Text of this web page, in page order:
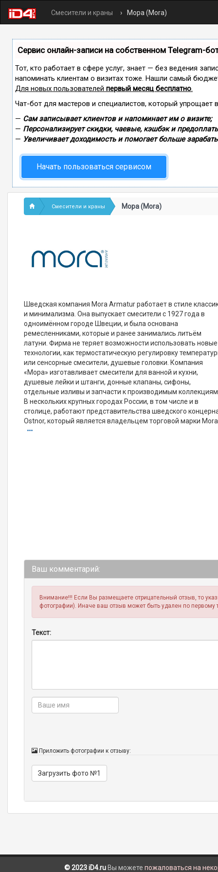
Смесители и краны Мора (Mora)
Сервис онлайн-записи на собственном Telegram-
Тот, кто работает в сфере услуг, знает — без ведения
напоминать клиентам о визитах тоже. Нашли самый
Для новых пользователей первый месяц бесплатно.
Чат-бот для мастеров и специалистов, который упрощает
— Сам записывает клиентов и напоминает им о визите;
— Персонализирует скидки, чаевые, кэшбэк и
— Увеличивает доходимость и помогает больше
Начать пользоваться сервисом
Смесители и краны Мора (Mora)
Шведская компания Mora Armatur работает в стиле
и минимализма. Она выпускает смесители с 1927 года в
одноимённом городе Швеции, и была основана
ремесленниками, которые и ранее занимались литьём
латуни. Фирма не теряет возможности использовать новые
технологии, как термостатическую регулировку
или сенсорные смесители, душевые головки. Компания
«Мора» изготавливает смесители для ванной и кухни,
душевые лейки и штанги, донные клапаны, сифоны,
отдельные изливы и запчасти к производимым
В нескольких крупных городах России, в том числе и в
столице, работают представительства шведского
Ostnor, который является владельцем торговой марки
Ваш комментарий:
Внимание!!! Если Вы размещаете отрицательный отзыв, то
фотографии). Иначе ваш отзыв может быть удален по первому
Текст:
Приложить фотографии к отзыву:
Загрузить фото №1
© 2023 iD4.ruВы можете пожаловаться на